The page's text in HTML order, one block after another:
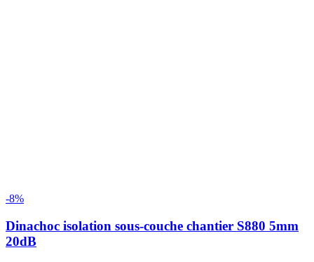
-8%
Dinachoc isolation sous-couche chantier S880 5mm
20dB